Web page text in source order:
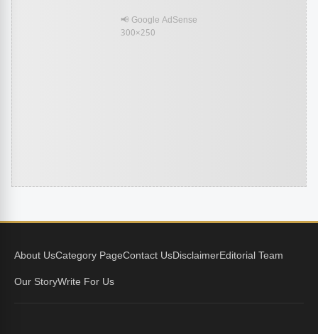
📢 Google AdSense
300×250
About UsCategory PageContact UsDisclaimerEditorial Team
Our StoryWrite For Us